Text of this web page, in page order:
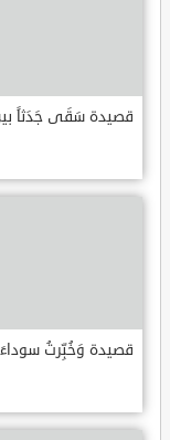
قصيدة سَقَى جَدَثاً
قصيدة وَخُبِّرتُ سوداءَ